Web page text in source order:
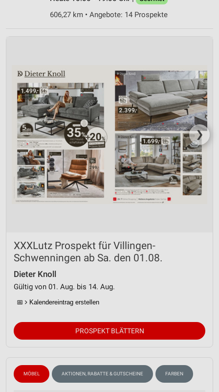
606,27 km • Angebote: 14 Prospekte
❯
XXXLutz Prospekt für Villingen-
Schwenningen ab Sa. den 01.08.
Dieter Knoll
Gültig von 01. Aug. bis 14. Aug.
📅 Kalendereintrag erstellen
PROSPEKT BLÄTTERN
MÖBEL AKTIONEN, RABATTE & GUTSCHEINE FARBEN